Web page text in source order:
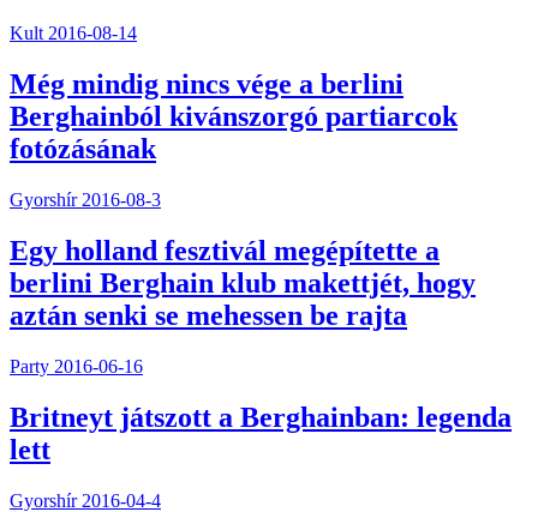
Kult 2016-08-14
Még mindig nincs vége a berlini
Berghainból kivánszorgó partiarcok
fotózásának
Gyorshír 2016-08-3
Egy holland fesztivál megépítette a
berlini Berghain klub makettjét, hogy
aztán senki se mehessen be rajta
Party 2016-06-16
Britneyt játszott a Berghainban: legenda
lett
Gyorshír 2016-04-4